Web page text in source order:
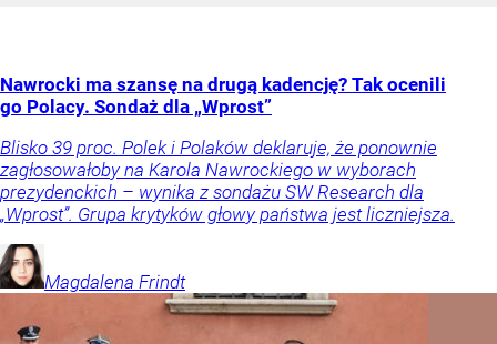
Nawrocki ma szansę na drugą kadencję? Tak ocenili
go Polacy. Sondaż dla „Wprost”
Blisko 39 proc. Polek i Polaków deklaruje, że ponownie
zagłosowałoby na Karola Nawrockiego w wyborach
prezydenckich – wynika z sondażu SW Research dla
„Wprost”. Grupa krytyków głowy państwa jest liczniejsza.
Magdalena Frindt